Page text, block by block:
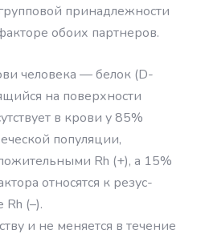
принадлежности
обоих партнеров.
человека — белок (D-
на поверхности
в крови у 85%
популяции,
Rh (+), а 15%
относятся к резус-
(–).
и не меняется в течение